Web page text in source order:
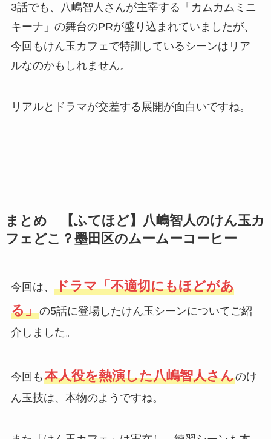
3話でも、八嶋智人さんが主宰する「カムカムミニ
キーナ」の舞台のPRが盛り込まれていましたが、
今回もけん玉カフェで特訓しているシーンはリア
ルなのかもしれません。
リアルとドラマが交差する展開が面白いですね。
まとめ 【ふてほど】八嶋智人のけん玉カ
フェどこ？墨田区のムームーコーヒー
今回は、 ドラマ「不適切にもほどがあ
る」の5話に登場したけん玉シーンについてご紹
介しました。
今回も 本人役を熱演した八嶋智人さんのけ
ん玉技は、本物のようですね。